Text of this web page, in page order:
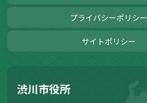
プライバシーポリシー
サイトポリシー
渋川市役所